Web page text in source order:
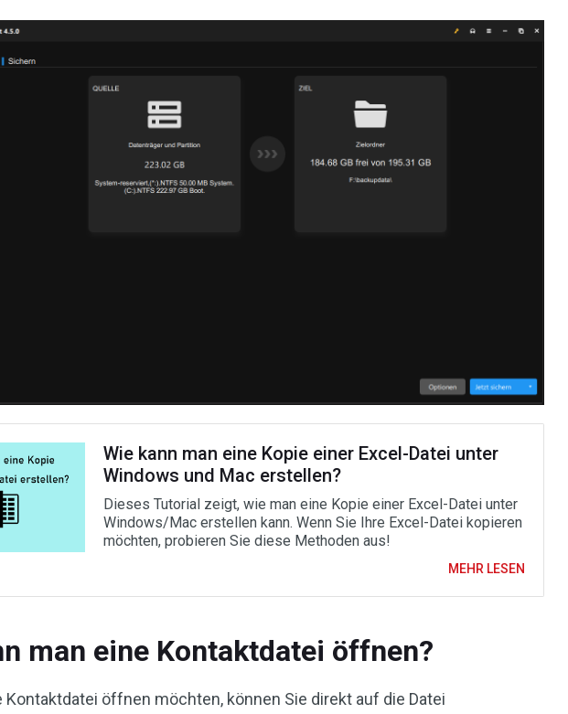
Wie kann man eine Kopie einer Excel-Datei unter
Windows und Mac erstellen?
Dieses Tutorial zeigt, wie man eine Kopie einer Excel-Datei unter
Windows/Mac erstellen kann. Wenn Sie Ihre Excel-Datei kopieren
möchten, probieren Sie diese Methoden aus!
MEHR LESEN
man eine Kontaktdatei öffnen?
Kontaktdatei öffnen möchten, können Sie direkt auf die Datei